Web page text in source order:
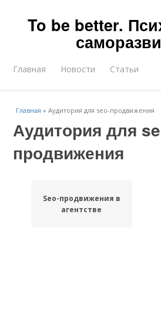
To be better.
Главная Новости Статьи
Главная »Аудитория для seo-продвижения
Аудитория для
продвижения
Seo-продвижения в
агентстве